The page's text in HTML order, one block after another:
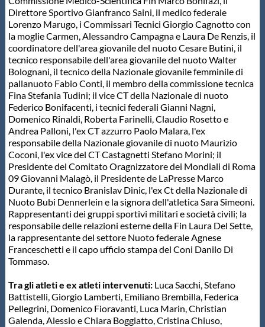
Direttore Sportivo Gianfranco Saini, il medico federale
Lorenzo Marugo, i Commissari Tecnici Giorgio Cagnotto con
la moglie Carmen, Alessandro Campagna e Laura De Renzis, il
coordinatore dell'area giovanile del nuoto Cesare Butini, il
tecnico responsabile dell'area giovanile del nuoto Walter
Bolognani, il tecnico della Nazionale giovanile femminile di
pallanuoto Fabio Conti, il membro della commissione tecnica
Fina Stefania Tudini; il vice CT della Nazionale di nuoto
Federico Bonifacenti, i tecnici federali Gianni Nagni,
Domenico Rinaldi, Roberta Farinelli, Claudio Rosetto e
Andrea Palloni, l'ex CT azzurro Paolo Malara, l'ex
responsabile della Nazionale giovanile di nuoto Maurizio
Coconi, l'ex vice del CT Castagnetti Stefano Morini; il
Presidente del Comitato Oragnizzatore dei Mondiali di Roma
09 Giovanni Malagò, il Presidente de LaPresse Marco
Durante, il tecnico Branislav Dinic, l'ex Ct della Nazionale di
Nuoto Bubi Dennerlein e la signora dell'atletica Sara Simeoni.
Rappresentanti dei gruppi sportivi militari e società civili; la
responsabile delle relazioni esterne della Fin Laura Del Sette,
la rappresentante del settore Nuoto federale Agnese
Franceschetti e il capo ufficio stampa del Coni Danilo Di
Tommaso.
Tra gli atleti e ex atleti intervenuti:Luca Sacchi, Stefano
Battistelli, Giorgio Lamberti, Emiliano Brembilla, Federica
Pellegrini, Domenico Fioravanti, Luca Marin, Christian
Galenda, Alessio e Chiara Boggiatto, Cristina Chiuso,